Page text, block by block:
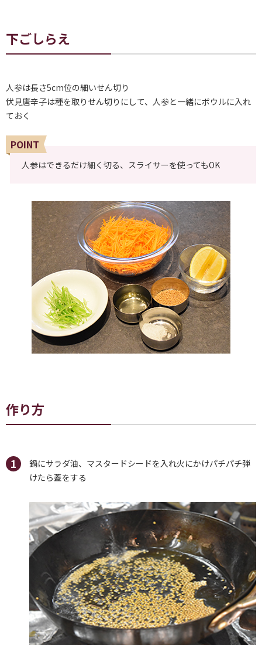
下ごしらえ
人参は長さ5cm位の細いせん切り
伏見唐辛子は種を取りせん切りにして、人参と一緒にボウルに入れ
ておく
POINT
人参はできるだけ細く切る、スライサーを使ってもOK
作り方
鍋にサラダ油、マスタードシードを入れ火にかけパチパチ弾
けたら蓋をする